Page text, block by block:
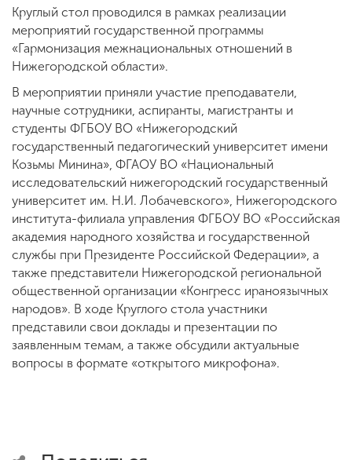
Круглый стол проводился в рамках реализации
мероприятий государственной программы
«Гармонизация межнациональных отношений в
Нижегородской области».
В мероприятии приняли участие преподаватели,
научные сотрудники, аспиранты, магистранты и
студенты ФГБОУ ВО «Нижегородский
государственный педагогический университет имени
Козьмы Минина», ФГАОУ ВО «Национальный
исследовательский нижегородский государственный
университет им. Н.И. Лобачевского», Нижегородского
института-филиала управления ФГБОУ ВО «Российская
академия народного хозяйства и государственной
службы при Президенте Российской Федерации», а
также представители Нижегородской региональной
общественной организации «Конгресс ираноязычных
народов». В ходе Круглого стола участники
представили свои доклады и презентации по
заявленным темам, а также обсудили актуальные
вопросы в формате «открытого микрофона».